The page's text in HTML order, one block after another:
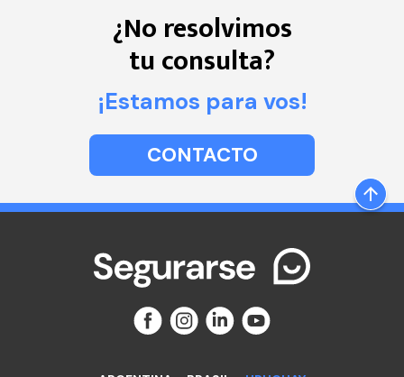
¿No resolvimos
tu consulta?
¡Estamos para vos!
CONTACTO